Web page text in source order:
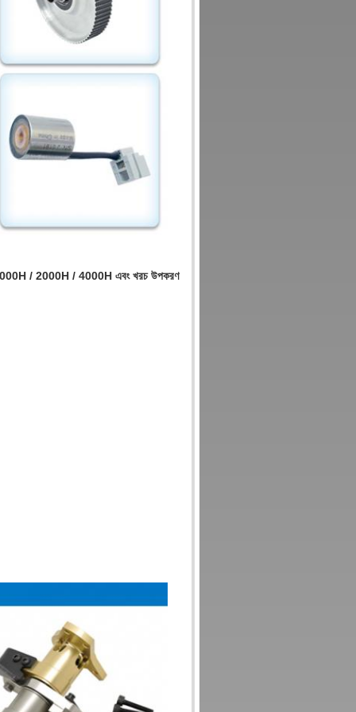
1000H / 2000H / 4000H এবং খরচ উপকরণ